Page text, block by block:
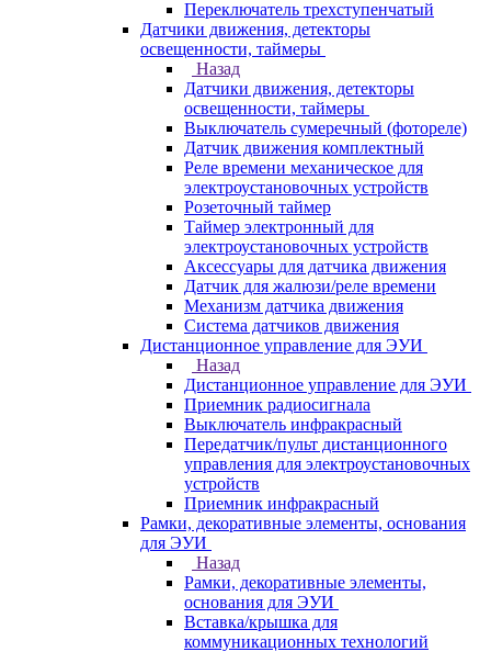
Переключатель трехступенчатый
Датчики движения, детекторы
освещенности, таймеры
Назад
Датчики движения, детекторы
освещенности, таймеры
Выключатель сумеречный (фотореле)
Датчик движения комплектный
Реле времени механическое для
электроустановочных устройств
Розеточный таймер
Таймер электронный для
электроустановочных устройств
Аксессуары для датчика движения
Датчик для жалюзи/реле времени
Механизм датчика движения
Система датчиков движения
Дистанционное управление для ЭУИ
Назад
Дистанционное управление для ЭУИ
Приемник радиосигнала
Выключатель инфракрасный
Передатчик/пульт дистанционного
управления для электроустановочных
устройств
Приемник инфракрасный
Рамки, декоративные элементы, основания
для ЭУИ
Назад
Рамки, декоративные элементы,
основания для ЭУИ
Вставка/крышка для
коммуникационных технологий